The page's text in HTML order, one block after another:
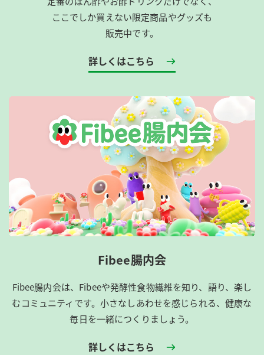
ここでしか買えない限定商品やグッズも
販売中です。
詳しくはこちら
Fibee腸内会
Fibee腸内会は、​Fibeeや発酵性食物繊維を知り、語り、楽し
むコミュニティです。​小さなしあわせを感じられる、健康な
毎日を一緒につくりましょう。
詳しくはこちら